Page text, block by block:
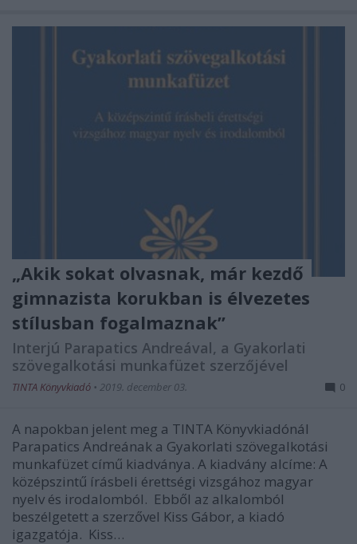
„Akik sokat olvasnak, már kezdő
gimnazista korukban is élvezetes
stílusban fogalmaznak’’
Interjú Parapatics Andreával, a Gyakorlati
szövegalkotási munkafüzet szerzőjével
TINTA Könyvkiadó • 2019. december 03. 0
A napokban jelent meg a TINTA Könyvkiadónál
Parapatics Andreának a Gyakorlati szövegalkotási
munkafüzet című kiadványa. A kiadvány alcíme: A
középszintű írásbeli érettségi vizsgához magyar
nyelv és irodalomból. Ebből az alkalomból
beszélgetett a szerzővel Kiss Gábor, a kiadó
igazgatója. Kiss…